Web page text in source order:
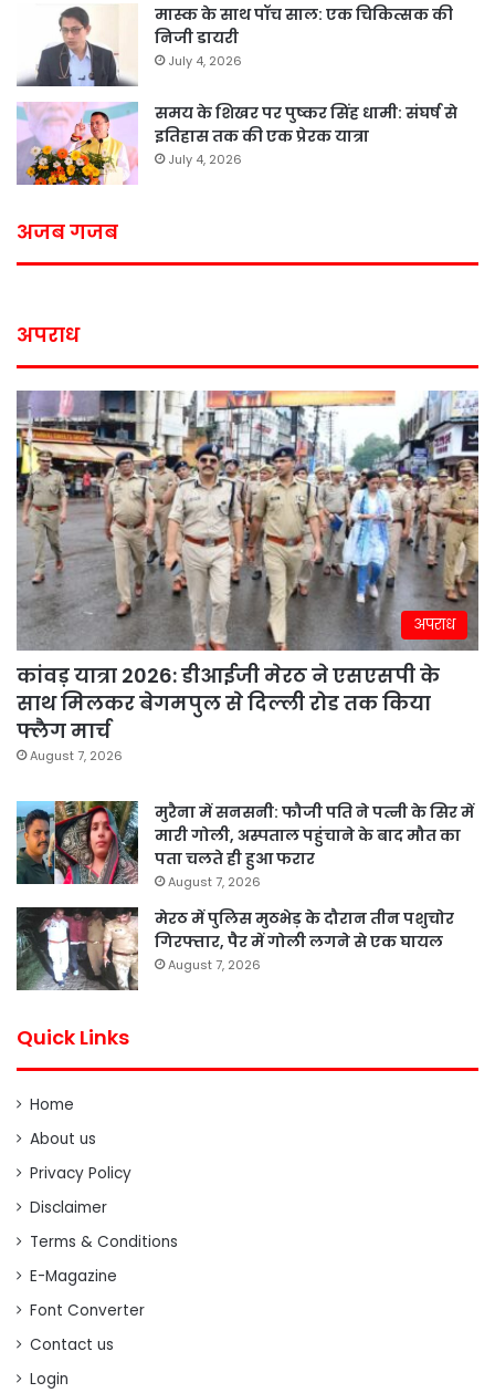
मास्क के साथ पॉच साल: एक चिकित्सक की
निजी डायरी
July 4, 2026
समय के शिखर पर पुष्कर सिंह धामी: संघर्ष से
इतिहास तक की एक प्रेरक यात्रा
July 4, 2026
अजब गजब
अपराध
अपराध
कांवड़ यात्रा 2026: डीआईजी मेरठ ने एसएसपी के
साथ मिलकर बेगमपुल से दिल्ली रोड तक किया
फ्लैग मार्च
August 7, 2026
मुरैना में सनसनी: फौजी पति ने पत्नी के सिर में
मारी गोली, अस्पताल पहुंचाने के बाद मौत का
पता चलते ही हुआ फरार
August 7, 2026
मेरठ में पुलिस मुठभेड़ के दौरान तीन पशुचोर
गिरफ्तार, पैर में गोली लगने से एक घायल
August 7, 2026
Quick Links
Home
About us
Privacy Policy
Disclaimer
Terms & Conditions
E-Magazine
Font Converter
Contact us
Login